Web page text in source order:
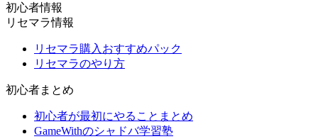
初心者情報
リセマラ情報
リセマラ購入おすすめパック
リセマラのやり方
初心者まとめ
初心者が最初にやることまとめ
GameWithのシャドバ学習塾